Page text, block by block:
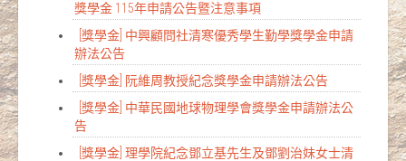
獎學金 115年申請公告暨注意事項
[獎學金] 中興顧問社清寒優秀學生勤學獎學金申請
辦法公告
[獎學金] 阮維周教授紀念獎學金申請辦法公告
[獎學金] 中華民國地球物理學會獎學金申請辦法公
告
[獎學金] 理學院紀念鄧立基先生及鄧劉治妹女士清